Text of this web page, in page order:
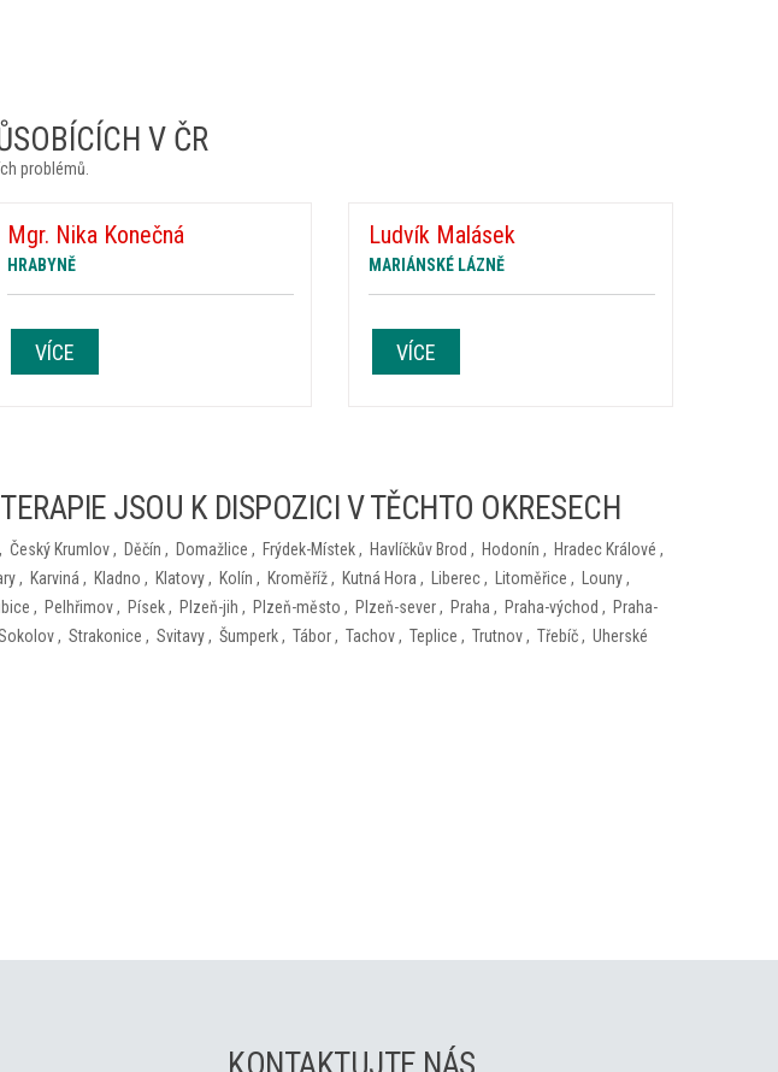
V ČR
problémů.
Mgr. Nika Konečná
HRABYNĚ
VÍCE
Ludvík Malásek
MARIÁNSKÉ LÁZNĚ
VÍCE
JSOU K DISPOZICI V TĚCHTO OKRESECH
, Český Krumlov, Děčín , Domažlice , Frýdek-Místek, Havlíčkův Brod , Hodonín , Hradec Králové ,
, Karviná , Kladno , Klatovy, Kolín , Kroměříž, Kutná Hora , Liberec, Litoměřice , Louny,
, Pelhřimov, Písek, Plzeň-jih , Plzeň-město , Plzeň-sever, Praha , Praha-východ , Praha-
, Strakonice , Svitavy, Šumperk, Tábor, Tachov, Teplice , Trutnov, Třebíč, Uherské